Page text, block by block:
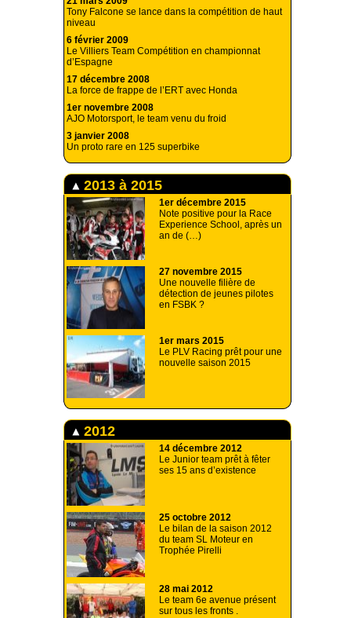
Tony Falcone se lance dans la compétition de haut
niveau
6 février 2009
Le Villiers Team Compétition en championnat
d’Espagne
17 décembre 2008
La force de frappe de l’ERT avec Honda
1er novembre 2008
AJO Motorsport, le team venu du froid
3 janvier 2008
Un proto rare en 125 superbike
2013 à 2015
1er décembre 2015
Note positive pour la Race
Experience School, après un
an de (…)
27 novembre 2015
Une nouvelle filière de
détection de jeunes pilotes
en FSBK ?
1er mars 2015
Le PLV Racing prêt pour une
nouvelle saison 2015
2012
14 décembre 2012
Le Junior team prêt à fêter
ses 15 ans d’existence
25 octobre 2012
Le bilan de la saison 2012
du team SL Moteur en
Trophée Pirelli
28 mai 2012
Le team 6e avenue présent
sur tous les fronts .